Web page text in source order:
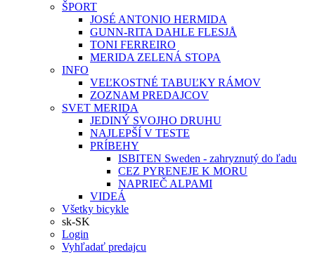
ŠPORT
JOSÉ ANTONIO HERMIDA
GUNN-RITA DAHLE FLESJÅ
TONI FERREIRO
MERIDA ZELENÁ STOPA
INFO
VEĽKOSTNÉ TABUĽKY RÁMOV
ZOZNAM PREDAJCOV
SVET MERIDA
JEDINÝ SVOJHO DRUHU
NAJLEPŠÍ V TESTE
PRÍBEHY
ISBITEN Sweden - zahryznutý do ľadu
CEZ PYRENEJE K MORU
NAPRIEČ ALPAMI
VIDEÁ
Všetky bicykle
sk-SK
Login
Vyhľadať predajcu